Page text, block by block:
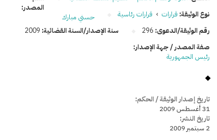
نوع الوثيقة: قرارات › قرارات رئاسية
رقم الوثيقة/الدعوى: 296 سنة الإصدار/السنة القضائية: 2009
المصدر:
حسني مبارك
صفة المصدر / جهة الإصدار:
رئيس الجمهورية
تاريخ إصدار الوثيقة / الحكم:
31 أغسطس 2009
تاريخ النشر:
2 سبتمبر 2009